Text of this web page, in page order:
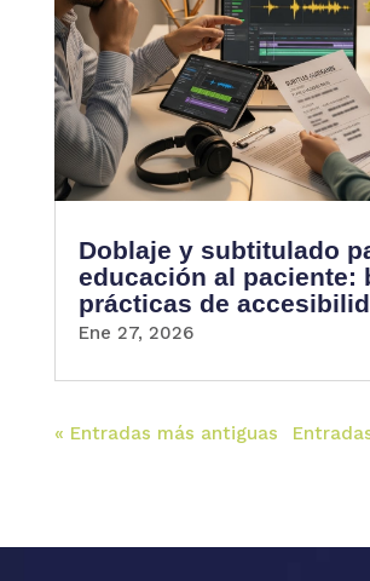
Doblaje y subtitulado
educación al paciente:
prácticas de
Ene 27, 2026
« Entradas más antiguas